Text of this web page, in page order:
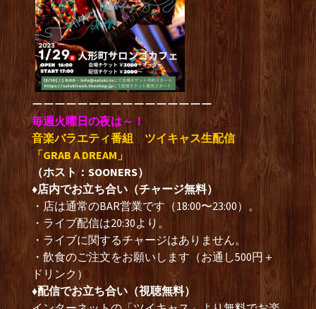
ーーーーーーーーーーーーーーーー
毎週火曜日の夜は～！
音楽バラエティ番組 ツイキャス生配信
「GRAB A DREAM」
（ホスト：SOONERS）
♦︎店内でお立ち合い（チャージ無料）
・店は通常のBAR営業です（18:00〜23:00）。
・ライブ配信は20:30より。
・ライブに関するチャージはありません。
・飲食のご注文をお願いします（お通し500円＋
ドリンク）
♦︎配信でお立ち合い（視聴無料）